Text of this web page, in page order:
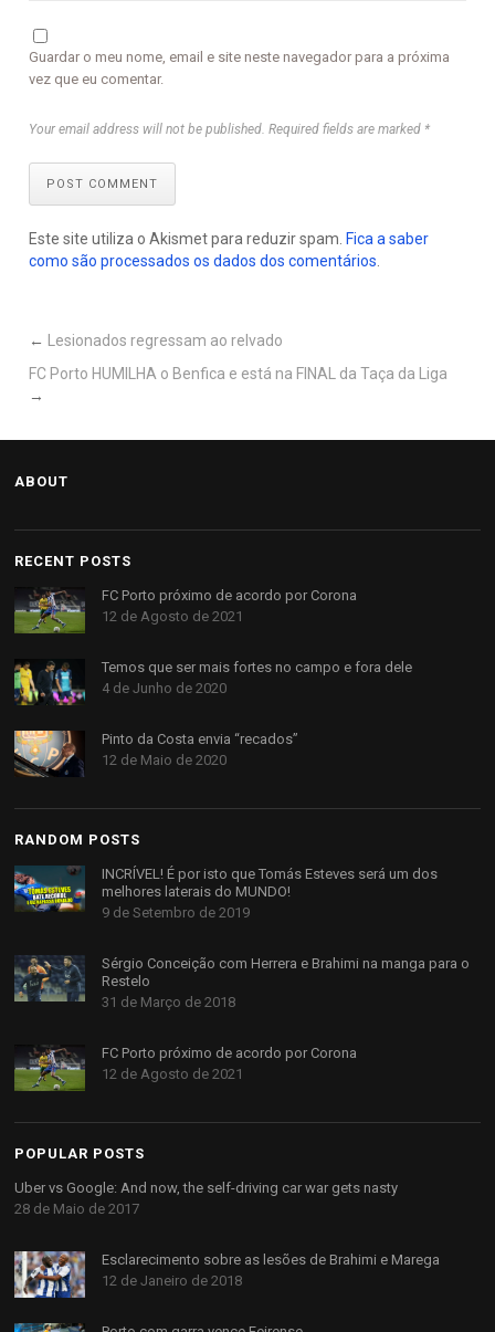
Guardar o meu nome, email e site neste navegador para a próxima
vez que eu comentar.
Your email address will not be published. Required fields are marked *
POST COMMENT
Este site utiliza o Akismet para reduzir spam. Fica a saber
como são processados os dados dos comentários
←
Lesionados regressam ao relvado
FC Porto HUMILHA o Benfica e está na FINAL da Taça da Liga
→
ABOUT
RECENT POSTS
FC Porto próximo de acordo por Corona
12 de Agosto de 2021
Temos que ser mais fortes no campo e fora dele
4 de Junho de 2020
Pinto da Costa envia “recados”
12 de Maio de 2020
RANDOM POSTS
INCRÍVEL! É por isto que Tomás Esteves será um dos
melhores laterais do MUNDO!
9 de Setembro de 2019
Sérgio Conceição com Herrera e Brahimi na manga para o
Restelo
31 de Março de 2018
FC Porto próximo de acordo por Corona
12 de Agosto de 2021
POPULAR POSTS
Uber vs Google: And now, the self-driving car war gets nasty
28 de Maio de 2017
Esclarecimento sobre as lesões de Brahimi e Marega
12 de Janeiro de 2018